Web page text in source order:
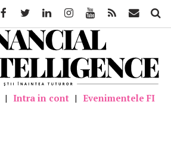
| Intra in cont | Evenimentele FI
Twitter LinkedinInstagramYoutube Feed Mail